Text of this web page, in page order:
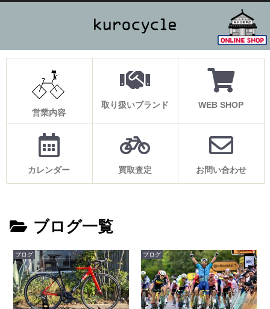
営業内容
取り扱いブランド WEB SHOP
カレンダー 買取査定 お問い合わせ
ブログ一覧
ブログ ブログ